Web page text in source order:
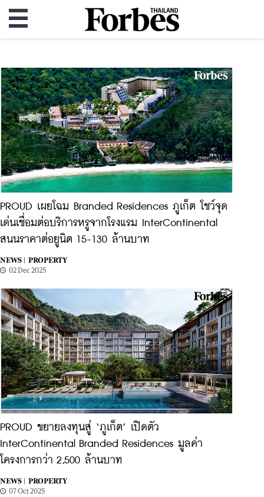
PROUD เผยโฉม Branded Residences ภูเก็ต โชว์จุด
เด่นเชื่อมต่อบริการหรูจากโรงแรม InterContinental
สนนราคาต่อยูนิต 15-130 ล้านบาท
NEWS |
PROPERTY
02 Dec 2025
PROUD ขยายลงทุนสู่ ‘ภูเก็ต’ เปิดตัว
InterContinental Branded Residences มูลค่า
โครงการกว่า 2,500 ล้านบาท
NEWS |
PROPERTY
07 Oct 2025